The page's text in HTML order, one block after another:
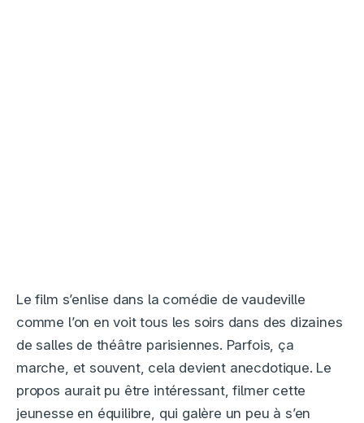
Le film s’enlise dans la comédie de vaudeville
comme l’on en voit tous les soirs dans des dizaines
de salles de théâtre parisiennes. Parfois, ça
marche, et souvent, cela devient anecdotique. Le
propos aurait pu être intéressant, filmer cette
jeunesse en équilibre, qui galère un peu à s’en